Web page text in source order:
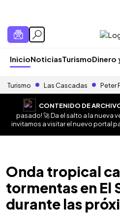
InicioNoticiasTurismoDinero
Turismo Las Cascadas Peter
CONTENIDO DE
pasado! 🚀 Da el salto a la nueva
invitamos a visitar el nuevo portal
Onda tropical
tormentas en El
durante las